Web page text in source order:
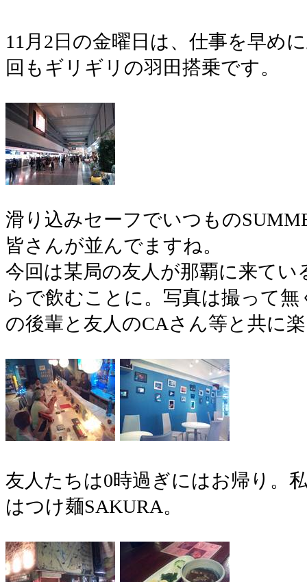
11月2日の金曜日は、仕事を早め
回もギリギリの羽田搭乗です。
滑り込みセーフでいつもの
皆さんが並んでますね。
今回は某局の友人が那覇に来てい
らで飲むことに。写真は撮って
の後輩と友人のCAさん等と共に
友人たちは0時過ぎにはお帰り。
はつけ麺SAKURA。